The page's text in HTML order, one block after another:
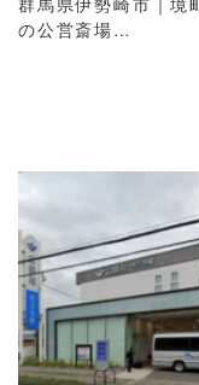
の公営斎場…